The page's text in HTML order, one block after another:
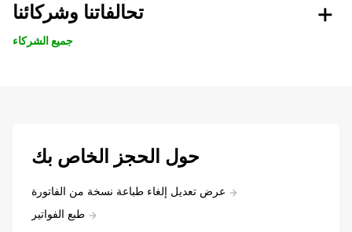
تحالفاتنا وشركائنا
جميع الشركاء
حول الحجز الخاص بك
عرض تعديل إلغاء طباعة نسخة من الفاتورة
طبع الفواتير